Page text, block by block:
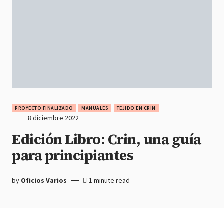
PROYECTO FINALIZADO MANUALES TEJIDO EN CRIN
8 diciembre 2022
Edición Libro: Crin, una guía
para principiantes
by Oficios Varios 1 minute read